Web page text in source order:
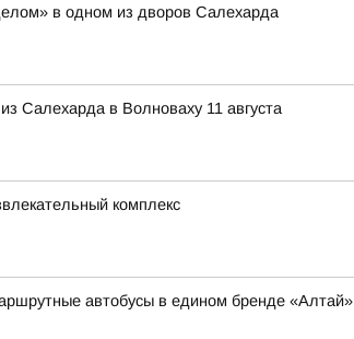
в одном из дворов Салехарда
Салехарда в Волноваху 11 августа
комплекс
автобусы в едином бренде «Алтай»